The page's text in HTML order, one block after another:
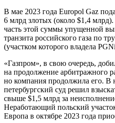
В мае 2023 года Europol Gaz
6 млрд злотых (около $1,4
часть этой суммы упущенной
транзита российского газа по
(участком которого владела
«Газпром», в свою очередь,
на продолжение арбитражного
но компания продолжила его. В
петербургский суд решил
свыше $1,5 млрд за
Неработающий польский
Европа в октябре 2023 года